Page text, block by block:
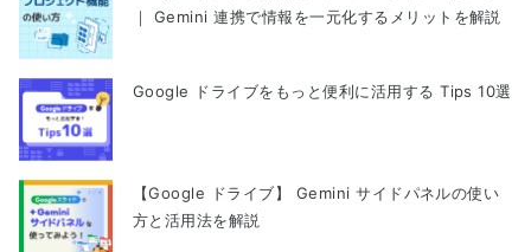
｜ Gemini 連携で情報を一元化するメリットを解説
Google ドライブをもっと便利に活用する Tips 10選
【Google ドライブ】 Gemini サイドパネルの使い
方と活用法を解説